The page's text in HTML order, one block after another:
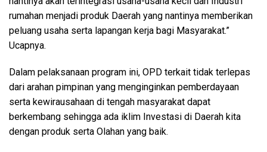
rumahan menjadi produk Daerah yang nantinya memberikan
peluang usaha serta lapangan kerja bagi Masyarakat.”
Ucapnya.
Dalam pelaksanaan program ini, OPD terkait tidak terlepas
dari arahan pimpinan yang menginginkan pemberdayaan
serta kewirausahaan di tengah masyarakat dapat
berkembang sehingga ada iklim Investasi di Daerah kita
dengan produk serta Olahan yang baik.